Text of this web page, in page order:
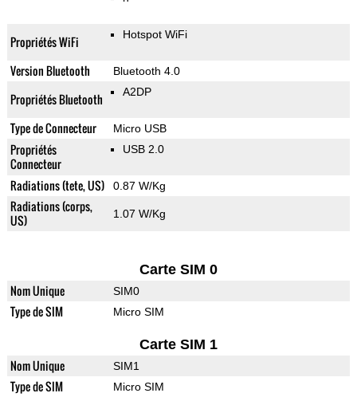
Propriétés WiFi Hotspot WiFi
Version Bluetooth Bluetooth 4.0
Propriétés Bluetooth A2DP
Type de Connecteur Micro USB
Propriétés
Connecteur
USB 2.0
Radiations (tete, US) 0.87 W/Kg
Radiations (corps,
US)
1.07 W/Kg
Carte SIM 0
Nom Unique SIM0
Type de SIM Micro SIM
Carte SIM 1
Nom Unique SIM1
Type de SIM Micro SIM